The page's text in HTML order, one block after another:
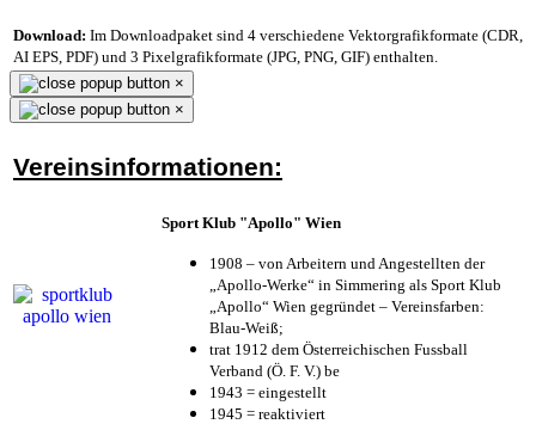
Download: Im Downloadpaket sind 4 verschiedene Vektorgrafikformate (CDR,
AI EPS, PDF) und 3 Pixelgrafikformate (JPG, PNG, GIF) enthalten.
×
×
Vereinsinformationen:
Sport Klub "Apollo" Wien
1908 – von Arbeitern und Angestellten der
„Apollo-Werke“ in Simmering als Sport Klub
„Apollo“ Wien gegründet – Vereinsfarben:
Blau-Weiß;
trat 1912 dem Österreichischen Fussball
Verband (Ö. F. V.) be
1943 = eingestellt
1945 = reaktiviert